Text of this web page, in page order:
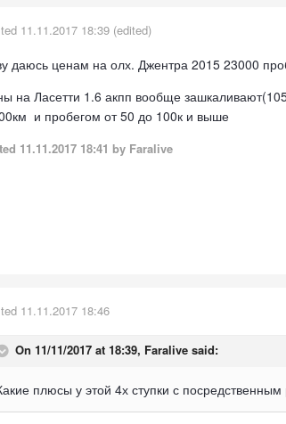
11.11.2017 18:39 (edited)
даюсь ценам на олх. Джентра 2015 23000
на Ласетти 1.6 акпп вообще
и пробегом от 50 до 100к и выше
11.11.2017 18:41 by Faralive
11.11.2017 18:46
On 11/11/2017 at 18:39, Faralive said:
плюсы у этой 4х ступки с